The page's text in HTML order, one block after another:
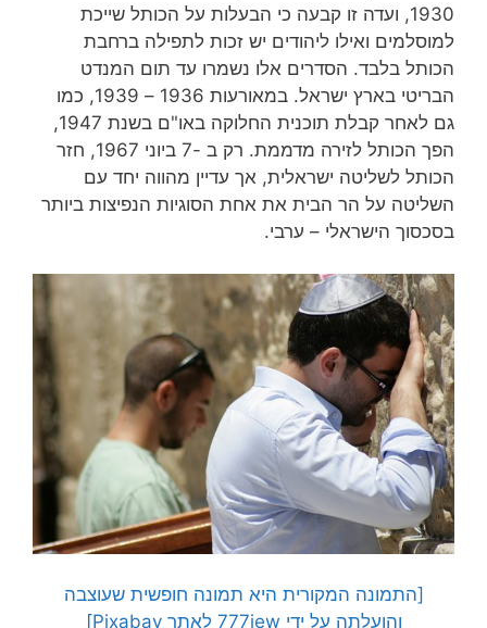
1930, ועדה זו קבעה כי הבעלות על הכותל שייכת
למוסלמים ואילו ליהודים יש זכות לתפילה ברחבת
הכותל בלבד. הסדרים אלו נשמרו עד תום המנדט
הבריטי בארץ ישראל. במאורעות 1936 – 1939, כמו
גם לאחר קבלת תוכנית החלוקה באו"ם בשנת 1947,
הפך הכותל לזירה מדממת. רק ב -7 ביוני 1967, חזר
הכותל לשליטה ישראלית, אך עדיין מהווה יחד עם
השליטה על הר הבית את אחת הסוגיות הנפיצות ביותר
בסכסוך הישראלי – ערבי.
[התמונה המקורית היא תמונה חופשית שעוצבה
והועלתה על ידי 777jew לאתר Pixabay]